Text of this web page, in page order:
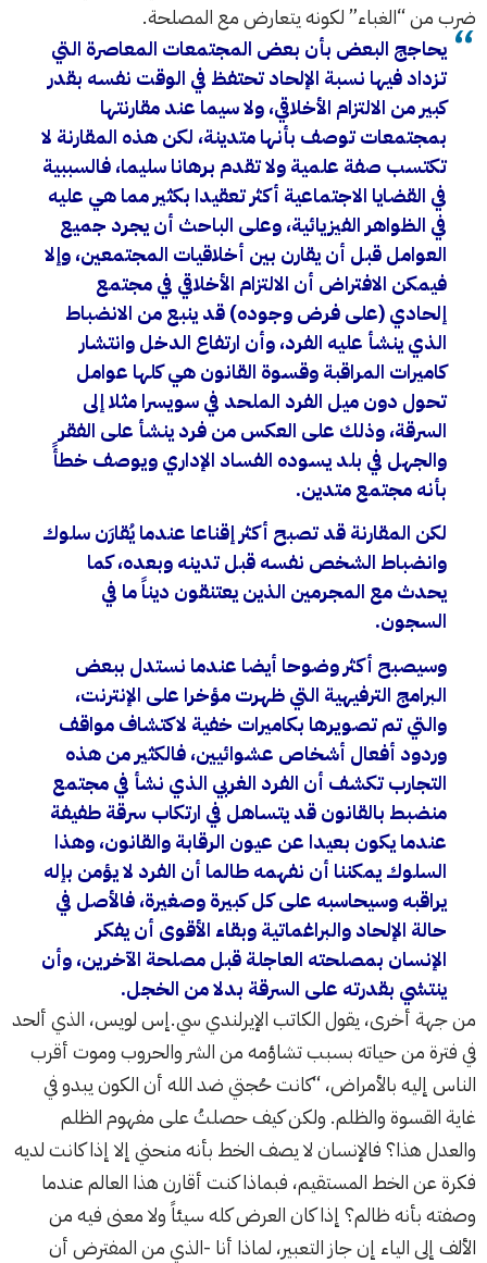
ضرب من “الغباء” لكونه يتعارض مع المصلحة.
يحاجج البعض بأن بعض المجتمعات المعاصرة التي
تزداد فيها نسبة الإلحاد تحتفظ في الوقت نفسه بقدر
كبير من الالتزام الأخلاقي، ولا سيما عند مقارنتها
بمجتمعات توصف بأنها متدينة، لكن هذه المقارنة لا
تكتسب صفة علمية ولا تقدم برهانا سليما، فالسببية
في القضايا الاجتماعية أكثر تعقيدا بكثير مما هي عليه
في الظواهر الفيزيائية، وعلى الباحث أن يجرد جميع
العوامل قبل أن يقارن بين أخلاقيات المجتمعين، وإلا
فيمكن الافتراض أن الالتزام الأخلاقي في مجتمع
إلحادي (على فرض وجوده) قد ينبع من الانضباط
الذي ينشأ عليه الفرد، وأن ارتفاع الدخل وانتشار
كاميرات المراقبة وقسوة القانون هي كلها عوامل
تحول دون ميل الفرد الملحد في سويسرا مثلا إلى
السرقة، وذلك على العكس من فرد ينشأ على الفقر
والجهل في بلد يسوده الفساد الإداري ويوصف خطأً
بأنه مجتمع متدين.
لكن المقارنة قد تصبح أكثر إقناعا عندما يُقارَن سلوك
وانضباط الشخص نفسه قبل تدينه وبعده، كما
يحدث مع المجرمين الذين يعتنقون ديناً ما في
السجون.
وسيصبح أكثر وضوحا أيضا عندما نستدل ببعض
البرامج الترفيهية التي ظهرت مؤخرا على الإنترنت،
والتي تم تصويرها بكاميرات خفية لاكتشاف مواقف
وردود أفعال أشخاص عشوائيين، فالكثير من هذه
التجارب تكشف أن الفرد الغربي الذي نشأ في مجتمع
منضبط بالقانون قد يتساهل في ارتكاب سرقة طفيفة
عندما يكون بعيدا عن عيون الرقابة والقانون، وهذا
السلوك يمكننا أن نفهمه طالما أن الفرد لا يؤمن بإله
يراقبه وسيحاسبه على كل كبيرة وصغيرة، فالأصل في
حالة الإلحاد والبراغماتية وبقاء الأقوى أن يفكر
الإنسان بمصلحته العاجلة قبل مصلحة الآخرين، وأن
ينتشي بقدرته على السرقة بدلا من الخجل.
من جهة أخرى، يقول الكاتب الإيرلندي سي.إس لويس، الذي ألحد
في فترة من حياته بسبب تشاؤمه من الشر والحروب وموت أقرب
الناس إليه بالأمراض، “كانت حُجتي ضد الله أن الكون يبدو في
غاية القسوة والظلم. ولكن كيف حصلتُ على مفهوم الظلم
والعدل هذا؟ فالإنسان لا يصف الخط بأنه منحني إلا إذا كانت لديه
فكرة عن الخط المستقيم، فبماذا كنت أقارن هذا العالم عندما
وصفته بأنه ظالم؟ إذا كان العرض كله سيئاً ولا معنى فيه من
الألف إلى الياء إن جاز التعبير، لماذا أنا -الذي من المفترض أن